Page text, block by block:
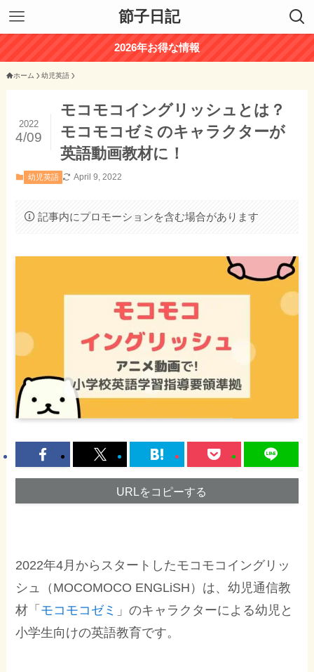
節子日記
2026年お得な情報
ホーム 幼児英語
モコモコイングリッシュとは？
モコモコゼミのキャラクターが
英語動画教材に！
2022
4/09
幼児英語 April 9, 2022
記事内にプロモーションを含む場合があります
URLをコピーする
2022年4月からスタートしたモコモコイングリッ
シュ（MOCOMOCO ENGLiSH）は、幼児通信教
材「 モコモコゼミ 」のキャラクターによる幼児と
小学生向けの英語教育です。